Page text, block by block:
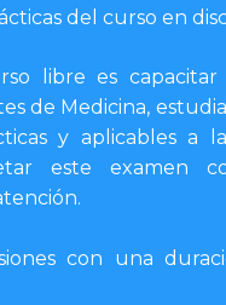
del curso en
libre es capacitar
de Medicina,
y aplicables a
este examen
con una